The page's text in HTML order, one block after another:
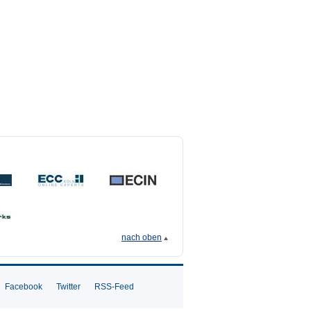
nach oben
Facebook Twitter RSS-Feed